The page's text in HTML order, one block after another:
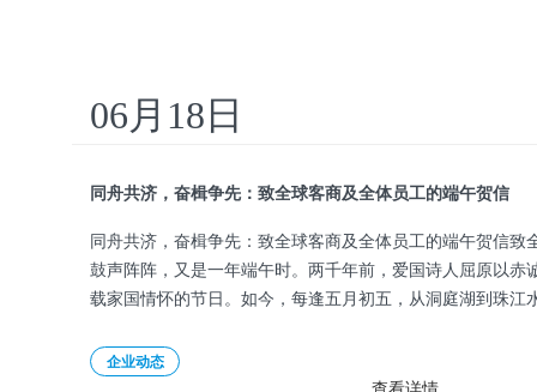
06月18日
同舟共济，奋楫争先：致全球客商及全体员工的端午贺信
同舟共济，奋楫争先：致全球客商及全体员工的端午贺信致
鼓声阵阵，又是一年端午时。两千年前，爱国诗人屈原以赤
载家国情怀的节日。如今，每逢五月初五，从洞庭湖到珠江
企业动态